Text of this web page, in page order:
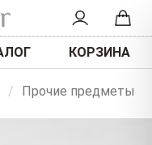
КОРЗИНА
/ Прочие предметы